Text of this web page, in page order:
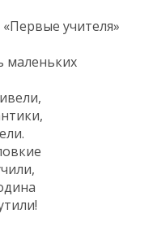
учителя»
маленьких